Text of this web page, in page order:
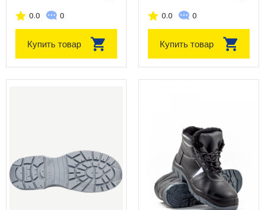
0.0 0
Купить товар
0.0 0
Купить товар